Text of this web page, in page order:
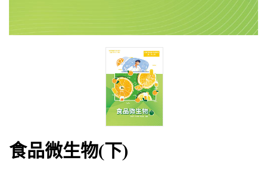
食品微生物(下)